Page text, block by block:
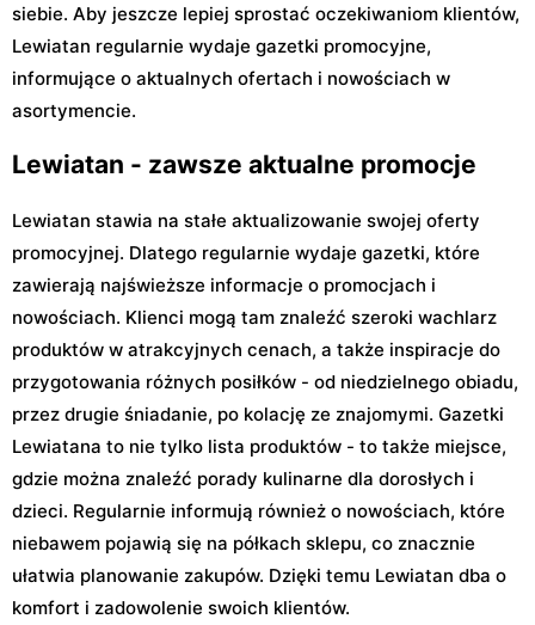
siebie. Aby jeszcze lepiej sprostać oczekiwaniom klientów,
Lewiatan regularnie wydaje gazetki promocyjne,
informujące o aktualnych ofertach i nowościach w
asortymencie.
Lewiatan - zawsze aktualne promocje
Lewiatan stawia na stałe aktualizowanie swojej oferty
promocyjnej. Dlatego regularnie wydaje gazetki, które
zawierają najświeższe informacje o promocjach i
nowościach. Klienci mogą tam znaleźć szeroki wachlarz
produktów w atrakcyjnych cenach, a także inspiracje do
przygotowania różnych posiłków - od niedzielnego obiadu,
przez drugie śniadanie, po kolację ze znajomymi. Gazetki
Lewiatana to nie tylko lista produktów - to także miejsce,
gdzie można znaleźć porady kulinarne dla dorosłych i
dzieci. Regularnie informują również o nowościach, które
niebawem pojawią się na półkach sklepu, co znacznie
ułatwia planowanie zakupów. Dzięki temu Lewiatan dba o
komfort i zadowolenie swoich klientów.